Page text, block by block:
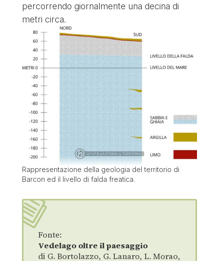
percorrendo giornalmente una decina di
metri circa.
Rappresentazione della geologia del territorio di
Barcon ed il livello di falda freatica.
Fonte:
Vedelago oltre il paesaggio
di G. Bortolazzo, G. Lanaro, L. Morao,